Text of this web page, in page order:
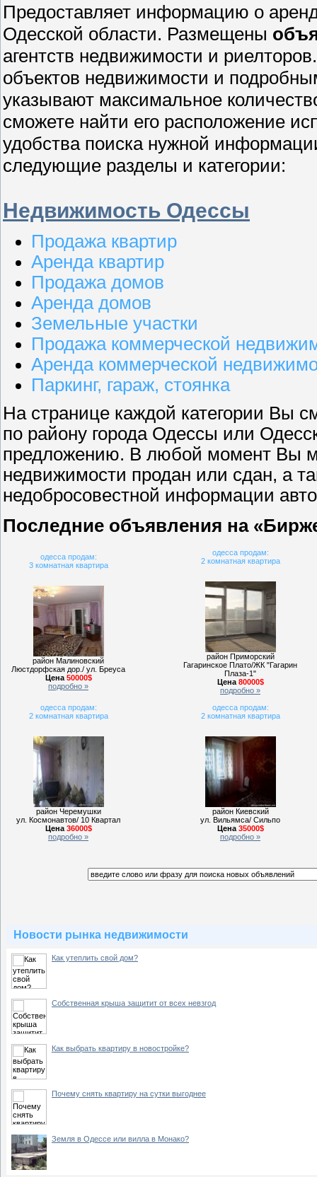
Предоставляет информацию о
Одесской области. Размещены
агентств недвижимости и
объектов недвижимости и
указывают максимальное
сможете найти его расположение
удобства поиска нужной
следующие разделы и категории:
Недвижимость Одессы
Продажа квартир
Аренда квартир
Продажа домов
Аренда домов
Земельные участки
Продажа коммерческой
Аренда коммерческой
Паркинг, гараж, стоянка
На странице каждой категории Вы
по району города Одессы или
предложению. В любой момент Вы
недвижимости продан или сдан, а
недобросовестной информации
Последние объявления на
одесса продам:
3 комнатная квартира
район Малиновский
Люстдорфская дор./ ул. Бреуса
Цена 50000$
подробно »
одесса продам:
2 комнатная квартира
район Приморский
Гагаринское Плато/ЖК "Гагарин
Плаза-1"
Цена 80000$
подробно »
одесса продам:
2 комнатная квартира
район Черемушки
ул. Космонавтов/ 10 Квартал
Цена 36000$
подробно »
одесса продам:
2 комнатная квартира
район Киевский
ул. Вильямса/ Сильпо
Цена 35000$
подробно »
Новости рынка недвижимости
Как утеплить свой дом?
Собственная крыша защитит от всех невзгод
Как выбрать квартиру в новостройке?
Почему снять квартиру на сутки выгоднее
Земля в Одессе или вилла в Монако?